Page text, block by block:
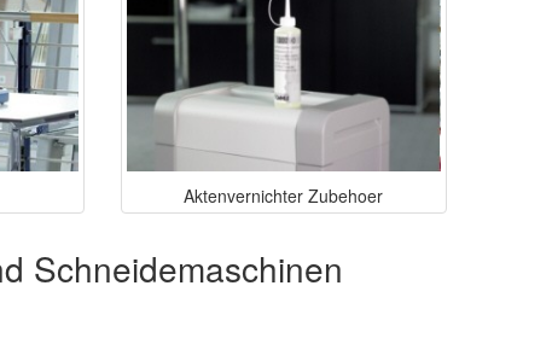
Aktenvernichter Zubehoer
Schneidemaschinen